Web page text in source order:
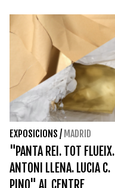
EXPOSICIONS / MADRID
"PANTA REI. TOT FLUEIX.
ANTONI LLENA. LUCIA C.
PINO" AL CENTRE